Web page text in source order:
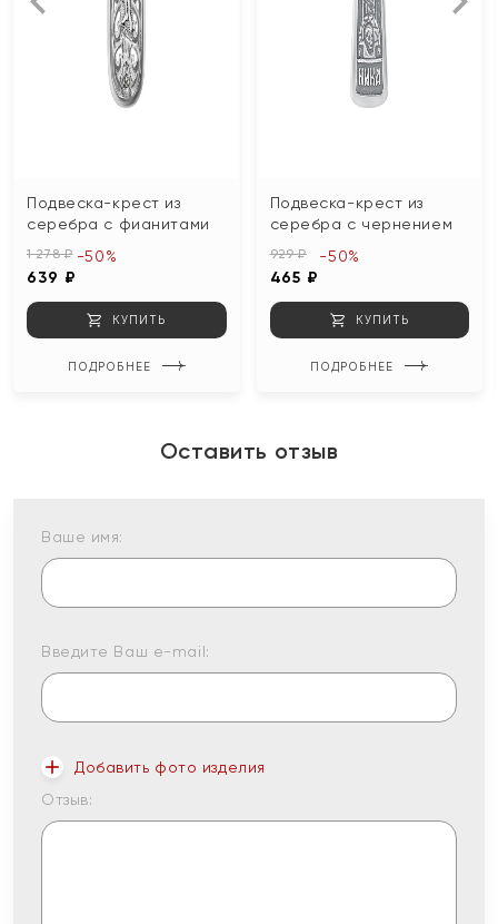
Подвеска-крест из
серебра с фианитами
1 278 ₽
639 ₽
-50%
КУПИТЬ
ПОДРОБНЕЕ
Подвеска-крест из
серебра с чернением
929 ₽
465 ₽
-50%
КУПИТЬ
ПОДРОБНЕЕ
Оставить отзыв
Ваше имя:
Введите Ваш e-mail:
Добавить фото изделия
Отзыв: